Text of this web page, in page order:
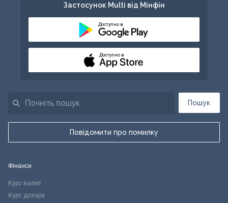
Пошук
Повідомити про помилку
Застосунок Multi від Мінфін
Доступно в
Доступно в
Фінанси
Курс валют
Курс долара